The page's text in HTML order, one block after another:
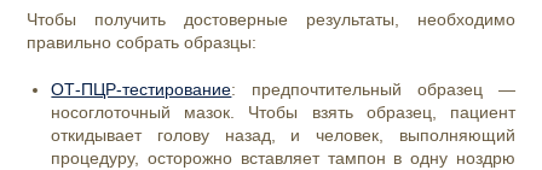
Чтобы получить достоверные результаты, необходимо
правильно собрать образцы:
ОТ-ПЦР-тестирование: предпочтительный образец —
носоглоточный мазок. Чтобы взять образец, пациент
откидывает голову назад, и человек, выполняющий
процедуру, осторожно вставляет тампон в одну ноздрю